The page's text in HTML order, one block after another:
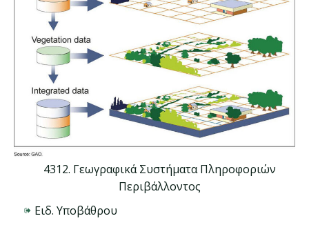
4312. Γεωγραφικά Συστήματα Πληροφοριών
Περιβάλλοντος
Ειδ. Υποβάθρου